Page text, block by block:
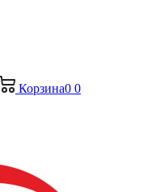
Корзина0 0